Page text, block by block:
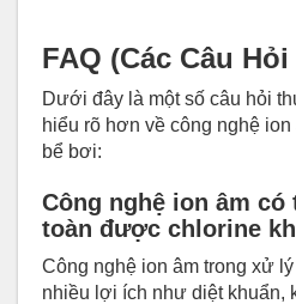
FAQ (Các Câu
Dưới đây là một số câu hỏi
hiểu rõ hơn về công nghệ
bể bơi:
Công nghệ ion âm có
toàn được chlorine
Công nghệ ion âm trong xử
nhiều lợi ích như diệt khuẩn,